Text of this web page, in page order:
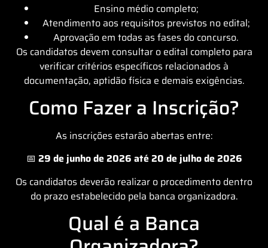
Ensino médio completo;
Atendimento aos requisitos previstos no edital;
Aprovação em todas as fases do concurso.
Os candidatos devem consultar o edital completo para
verificar critérios específicos relacionados à
documentação, aptidão física e demais exigências.
Como Fazer a Inscrição?
As inscrições estarão abertas entre:
📅 29 de junho de 2026 até 20 de julho de 2026
Os candidatos deverão realizar o procedimento dentro
do prazo estabelecido pela banca organizadora.
Qual é a Banca